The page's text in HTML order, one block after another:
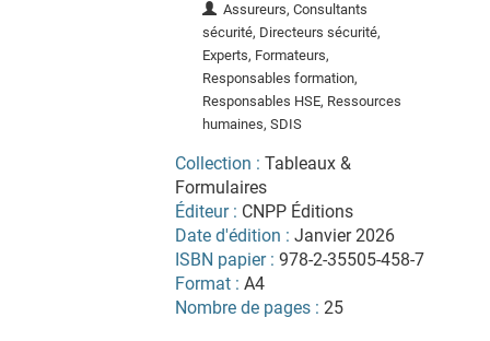
Assureurs, Consultants
sécurité, Directeurs sécurité,
Experts, Formateurs,
Responsables formation,
Responsables HSE, Ressources
humaines, SDIS
Collection : Tableaux &
Formulaires
Éditeur : CNPP Éditions
Date d'édition : Janvier 2026
ISBN papier : 978-2-35505-458-7
Format : A4
Nombre de pages : 25